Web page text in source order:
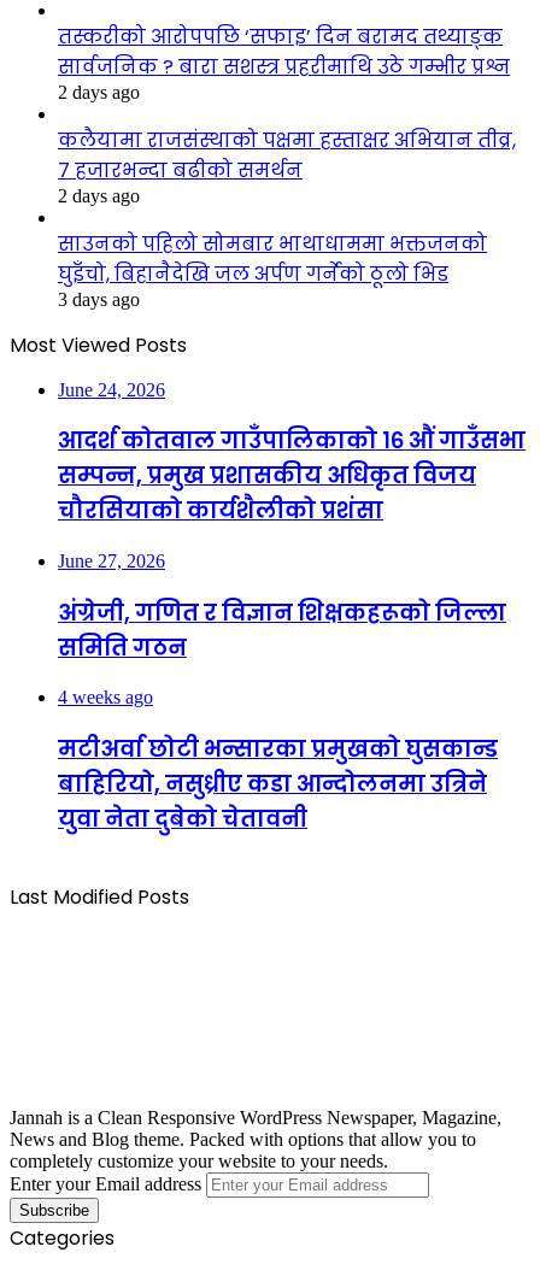
तस्करीको आरोपपछि ‘सफाइ’ दिन बरामद तथ्याङ्क
सार्वजनिक ? बारा सशस्त्र प्रहरीमाथि उठे गम्भीर प्रश्न
2 days ago
कलैयामा राजसंस्थाको पक्षमा हस्ताक्षर अभियान तीव्र,
७ हजारभन्दा बढीको समर्थन
2 days ago
साउनको पहिलो सोमबार भाथाधाममा भक्तजनको
घुइँचो, बिहानैदेखि जल अर्पण गर्नेको ठूलो भिड
3 days ago
Most Viewed Posts
June 24, 2026
आदर्श कोतवाल गाउँपालिकाको १६ औं गाउँसभा
सम्पन्न, प्रमुख प्रशासकीय अधिकृत विजय
चौरसियाको कार्यशैलीको प्रशंसा
June 27, 2026
अंग्रेजी, गणित र विज्ञान शिक्षकहरूको जिल्ला
समिति गठन
4 weeks ago
मटीअर्वा छोटी भन्सारका प्रमुखको घुसकान्ड
बाहिरियो, नसुध्रीए कडा आन्दोलनमा उत्रिने
युवा नेता दुबेको चेतावनी
Last Modified Posts
Jannah is a Clean Responsive WordPress Newspaper, Magazine,
News and Blog theme. Packed with options that allow you to
completely customize your website to your needs.
Enter your Email address
Categories